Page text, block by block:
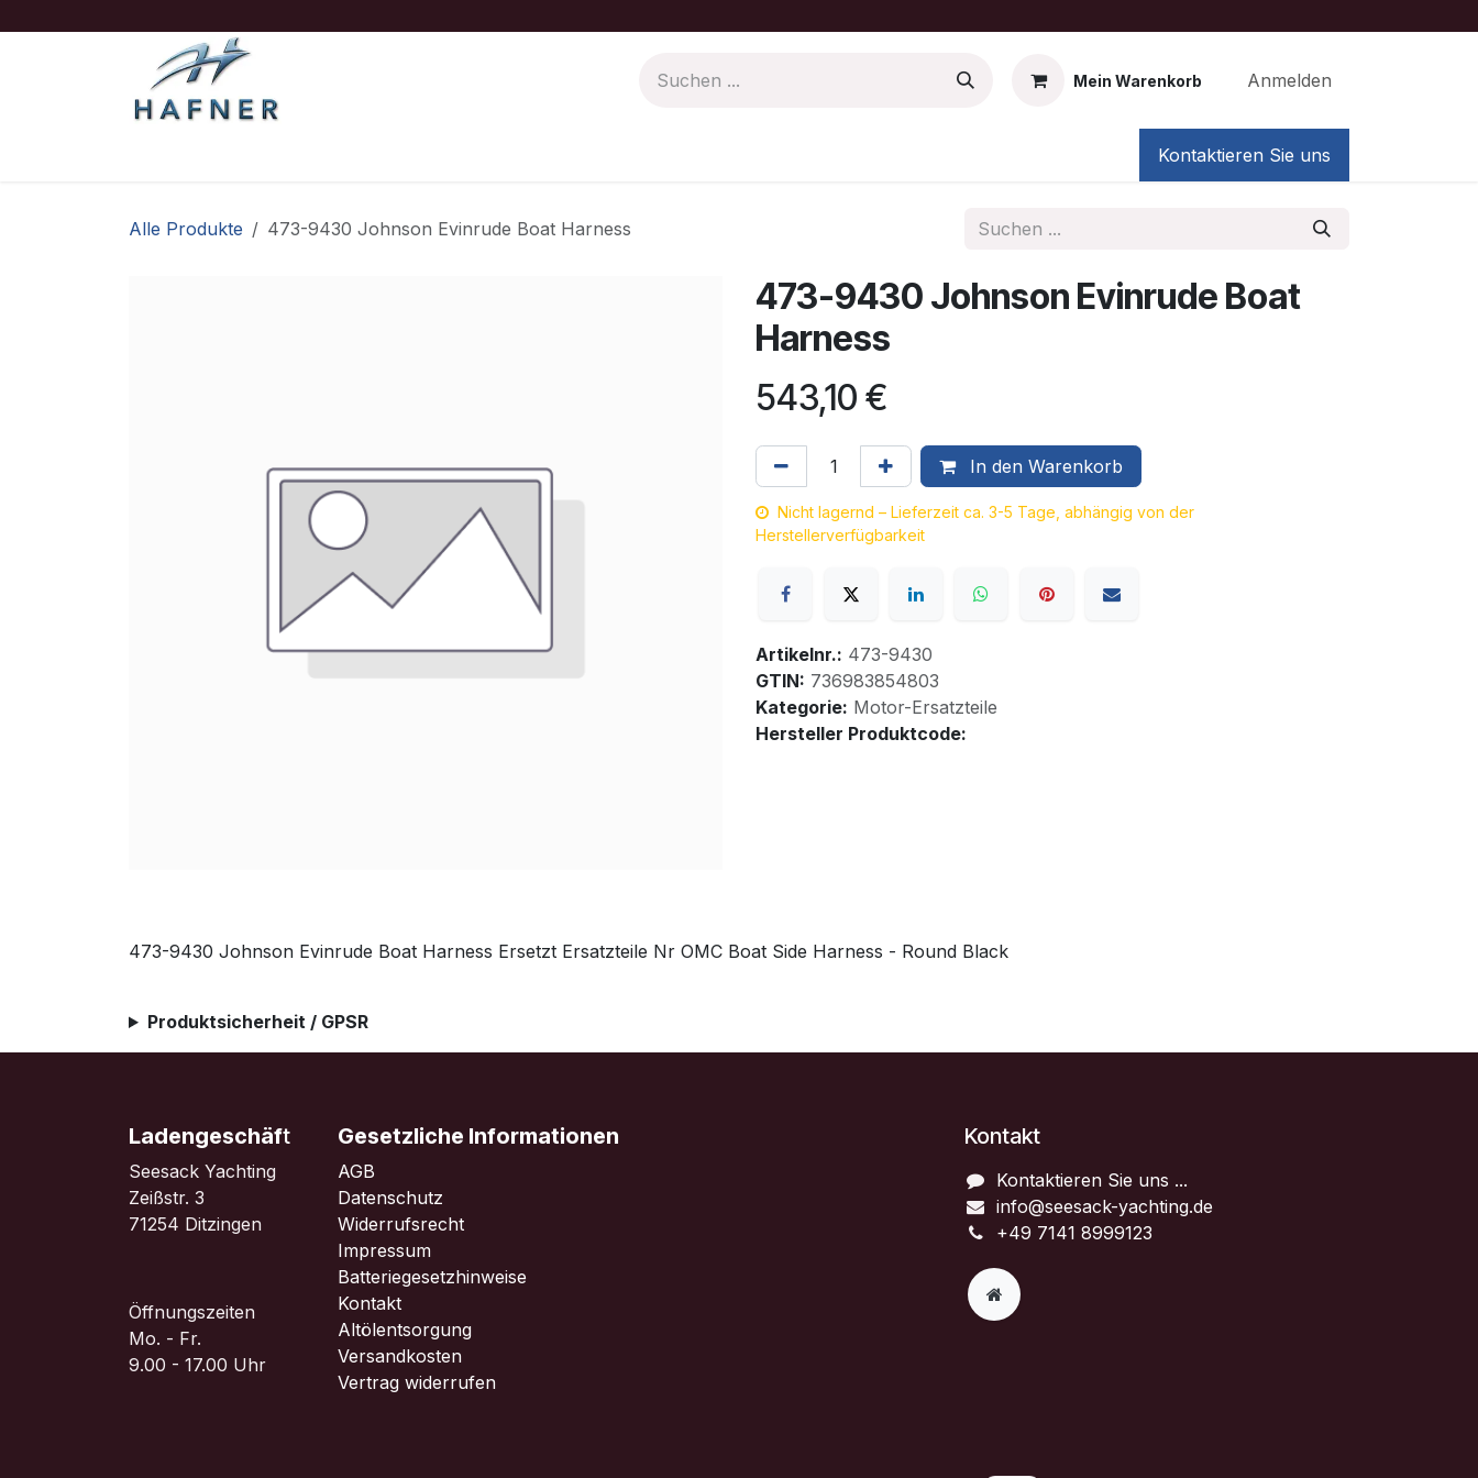
Mein Warenkorb Anmelden
Kontaktieren Sie uns
Alle Produkte 473-9430 Johnson Evinrude Boat Harness
473-9430 Johnson Evinrude Boat
Harness
543,10 €
In den Warenkorb
Nicht lagernd – Lieferzeit ca. 3-5 Tage, abhängig von der
Herstellerverfügbarkeit
Artikelnr.: 473-9430
GTIN: 736983854803
Kategorie: Motor-Ersatzteile
Hersteller Produktcode:
473-9430 Johnson Evinrude Boat Harness Ersetzt Ersatzteile Nr OMC Boat Side Harness - Round Black
Produktsicherheit / GPSR
Ladengeschäft
Seesack Yachting
Zeißstr. 3
71254 Ditzingen
Öffnungszeiten
Mo. - Fr.
9.00 - 17.00 Uhr
Gesetzliche Informationen
AGB
Datenschutz
Widerrufsrecht
Impressum
Batteriegesetzhinweise
Kontakt
Altölentsorgung
Versandkosten
Vertrag widerrufen
Kontakt
Kontaktieren Sie uns ...
info@seesack-yachting.de
+49 7141 8999123